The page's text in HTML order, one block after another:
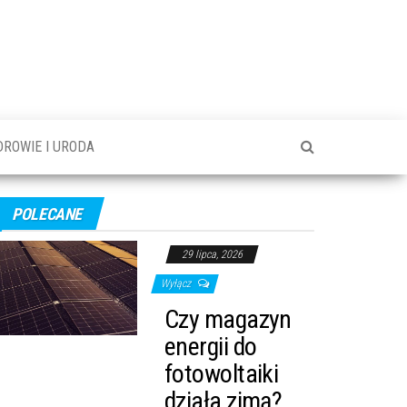
I URODA
POLECANE
29 lipca, 2026
Wyłącz
Czy magazyn
energii do
fotowoltaiki